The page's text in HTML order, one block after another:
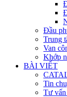
Đầu
Trung
Van
Khớp
BÀI VIẾT
Tin
Tư vấn